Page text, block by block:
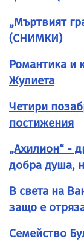
„Мъртвият
(СНИМКИ)
Романтика и
Жулиета
Четири
постижения
„Ахилион“ -
добра душа,
В света на
защо е
Семейство